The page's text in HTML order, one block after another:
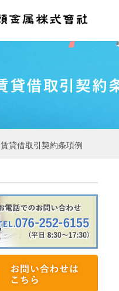
賃貸借取引契約条項例